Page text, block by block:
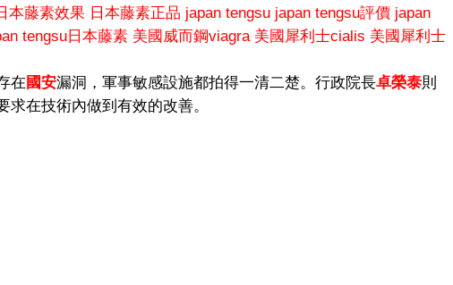
本藤素效果 日本藤素正品 japan tengsu japan tengsu評價 japan
tengsu日本藤素 美國威而鋼viagra 美國犀利士cialis 美國犀利士
在 國安漏洞，軍事敏感設施都拍得一清二楚。行政院長卓榮泰則
在技術內做到有效的改善。